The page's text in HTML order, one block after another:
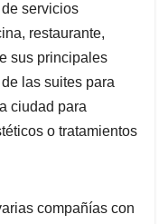
servicios
restaurante,
sus principales
las suites para
ciudad para
o tratamientos
compañías con